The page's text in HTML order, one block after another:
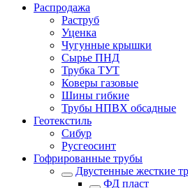
Распродажа
Раструб
Уценка
Чугунные крышки
Сырье ПНД
Трубка ТУТ
Коверы газовые
Шины гибкие
Трубы НПВХ обсадные
Геотекстиль
Сибур
Русгеосинт
Гофрированные трубы
Двустенные жесткие
ФД пласт